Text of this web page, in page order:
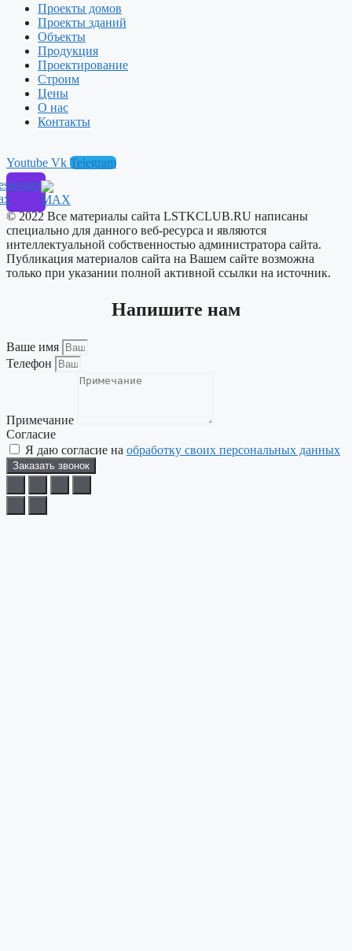
Проекты домов
Проекты зданий
Объекты
Продукция
Проектирование
Строим
Цены
О нас
Контакты
Youtube Vk Telegram
© 2022 Все материалы сайта LSTKCLUB.RU написаны
специально для данного веб-ресурса и являются
интеллектуальной собственностью администратора сайта.
Публикация материалов сайта на Вашем сайте возможна
только при указании полной активной ссылки на источник.
Напишите нам
Ваше имя
Телефон
Примечание
Согласие
Я даю согласие на обработку своих персональных данных
Заказать звонок